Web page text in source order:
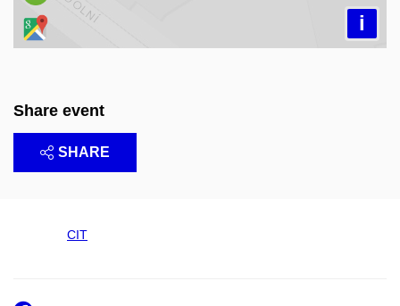
i
Share event
SHARE
CIT